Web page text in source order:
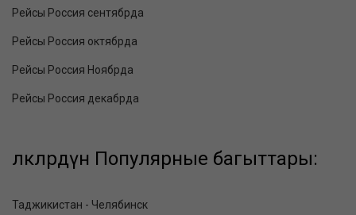
Рейсы Россия сентябрда
Рейсы Россия октябрда
Рейсы Россия Ноябрда
Рейсы Россия декабрда
өлкөлөрдүн Популярные багыттары:
Таджикистан - Челябинск